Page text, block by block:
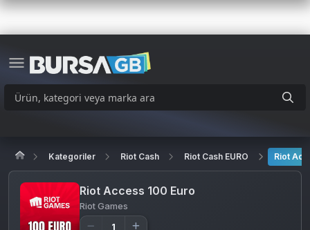
Kategoriler Riot Cash Riot Cash EURO Riot
Riot Access 100 Euro
Riot Games